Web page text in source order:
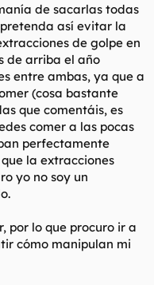
de sacarlas todas
así evitar la
de golpe en
de arriba el año
entre ambas, ya que a
(cosa bastante
que comentáis, es
comer a las pocas
perfectamente
la extracciones
yo no soy un
por lo que procuro ir a
cómo manipulan mi